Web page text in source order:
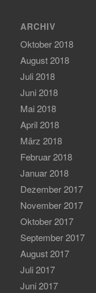
ARCHIV
Oktober 2018
August 2018
Juli 2018
Juni 2018
Mai 2018
April 2018
März 2018
Februar 2018
Januar 2018
Dezember 2017
November 2017
Oktober 2017
September 2017
August 2017
Juli 2017
Juni 2017